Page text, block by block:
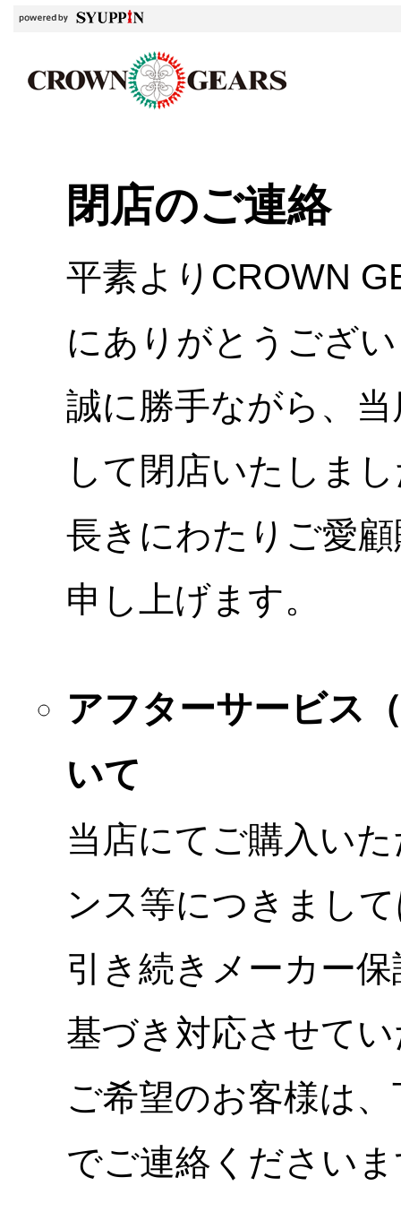
閉店のご連絡
平素よりCROWN
にありがとうござ
誠に勝手ながら、
して閉店いたしま
長きにわたりご愛
申し上げます。
アフターサービス
いて
当店にてご購入い
ンス等につきまし
引き続きメーカー
基づき対応させて
ご希望のお客様は
でご連絡ください